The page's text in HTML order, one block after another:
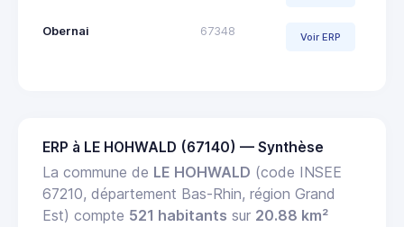
Obernai 67348 Voir ERP
ERP à LE HOHWALD (67140) — Synthèse
La commune de LE HOHWALD (code INSEE
67210, département Bas-Rhin, région Grand
Est) compte 521 habitants sur 20.88 km²